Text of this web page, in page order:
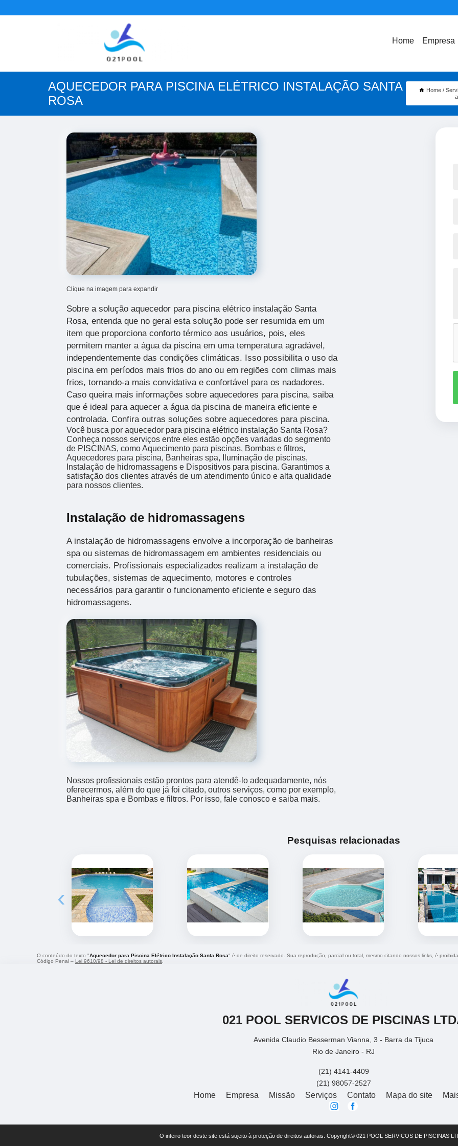
Home Empresa
AQUECEDOR PARA PISCINA ELÉTRICO INSTALAÇÃO SANTA
ROSA
Home
Clique na imagem para expandir
Sobre a solução aquecedor para piscina elétrico instalação Santa
Rosa, entenda que no geral esta solução pode ser resumida em um
item que proporciona conforto térmico aos usuários, pois, eles
permitem manter a água da piscina em uma temperatura agradável,
independentemente das condições climáticas. Isso possibilita o uso da
piscina em períodos mais frios do ano ou em regiões com climas mais
frios, tornando-a mais convidativa e confortável para os nadadores.
Caso queira mais informações sobre aquecedores para piscina, saiba
que é ideal para aquecer a água da piscina de maneira eficiente e
controlada. Confira outras soluções sobre aquecedores para piscina.
Você busca por aquecedor para piscina elétrico instalação Santa Rosa?
Conheça nossos serviços entre eles estão opções variadas do segmento
de PISCINAS, como Aquecimento para piscinas, Bombas e filtros,
Aquecedores para piscina, Banheiras spa, Iluminação de piscinas,
Instalação de hidromassagens e Dispositivos para piscina. Garantimos a
satisfação dos clientes através de um atendimento único e alta qualidade
para nossos clientes.
Instalação de hidromassagens
A instalação de hidromassagens envolve a incorporação de banheiras
spa ou sistemas de hidromassagem em ambientes residenciais ou
comerciais. Profissionais especializados realizam a instalação de
tubulações, sistemas de aquecimento, motores e controles
necessários para garantir o funcionamento eficiente e seguro das
hidromassagens.
Nossos profissionais estão prontos para atendê-lo adequadamente, nós
oferecermos, além do que já foi citado, outros serviços, como por exemplo,
Banheiras spa e Bombas e filtros. Por isso, fale conosco e saiba mais.
Pesquisas relacionadas
‹
O conteúdo do texto "Aquecedor para Piscina Elétrico Instalação Santa Rosa" é de direito reservado. Sua reprodução, parcial ou total, mesmo citando nossos links, é
Código Penal – Lei 9610/98 - Lei de direitos autorais
021 POOL SERVICOS DE PISCINAS
Avenida Claudio Besserman Vianna, 3 - Barra da Tijuca
Rio de Janeiro - RJ
(21) 4141-4409
(21) 98057-2527
Home Empresa Missão Serviços Contato Mapa do site
O inteiro teor deste site está sujeito à proteção de direitos autorais. Copyright© 021 POOL SERVICOS DE PISCINAS